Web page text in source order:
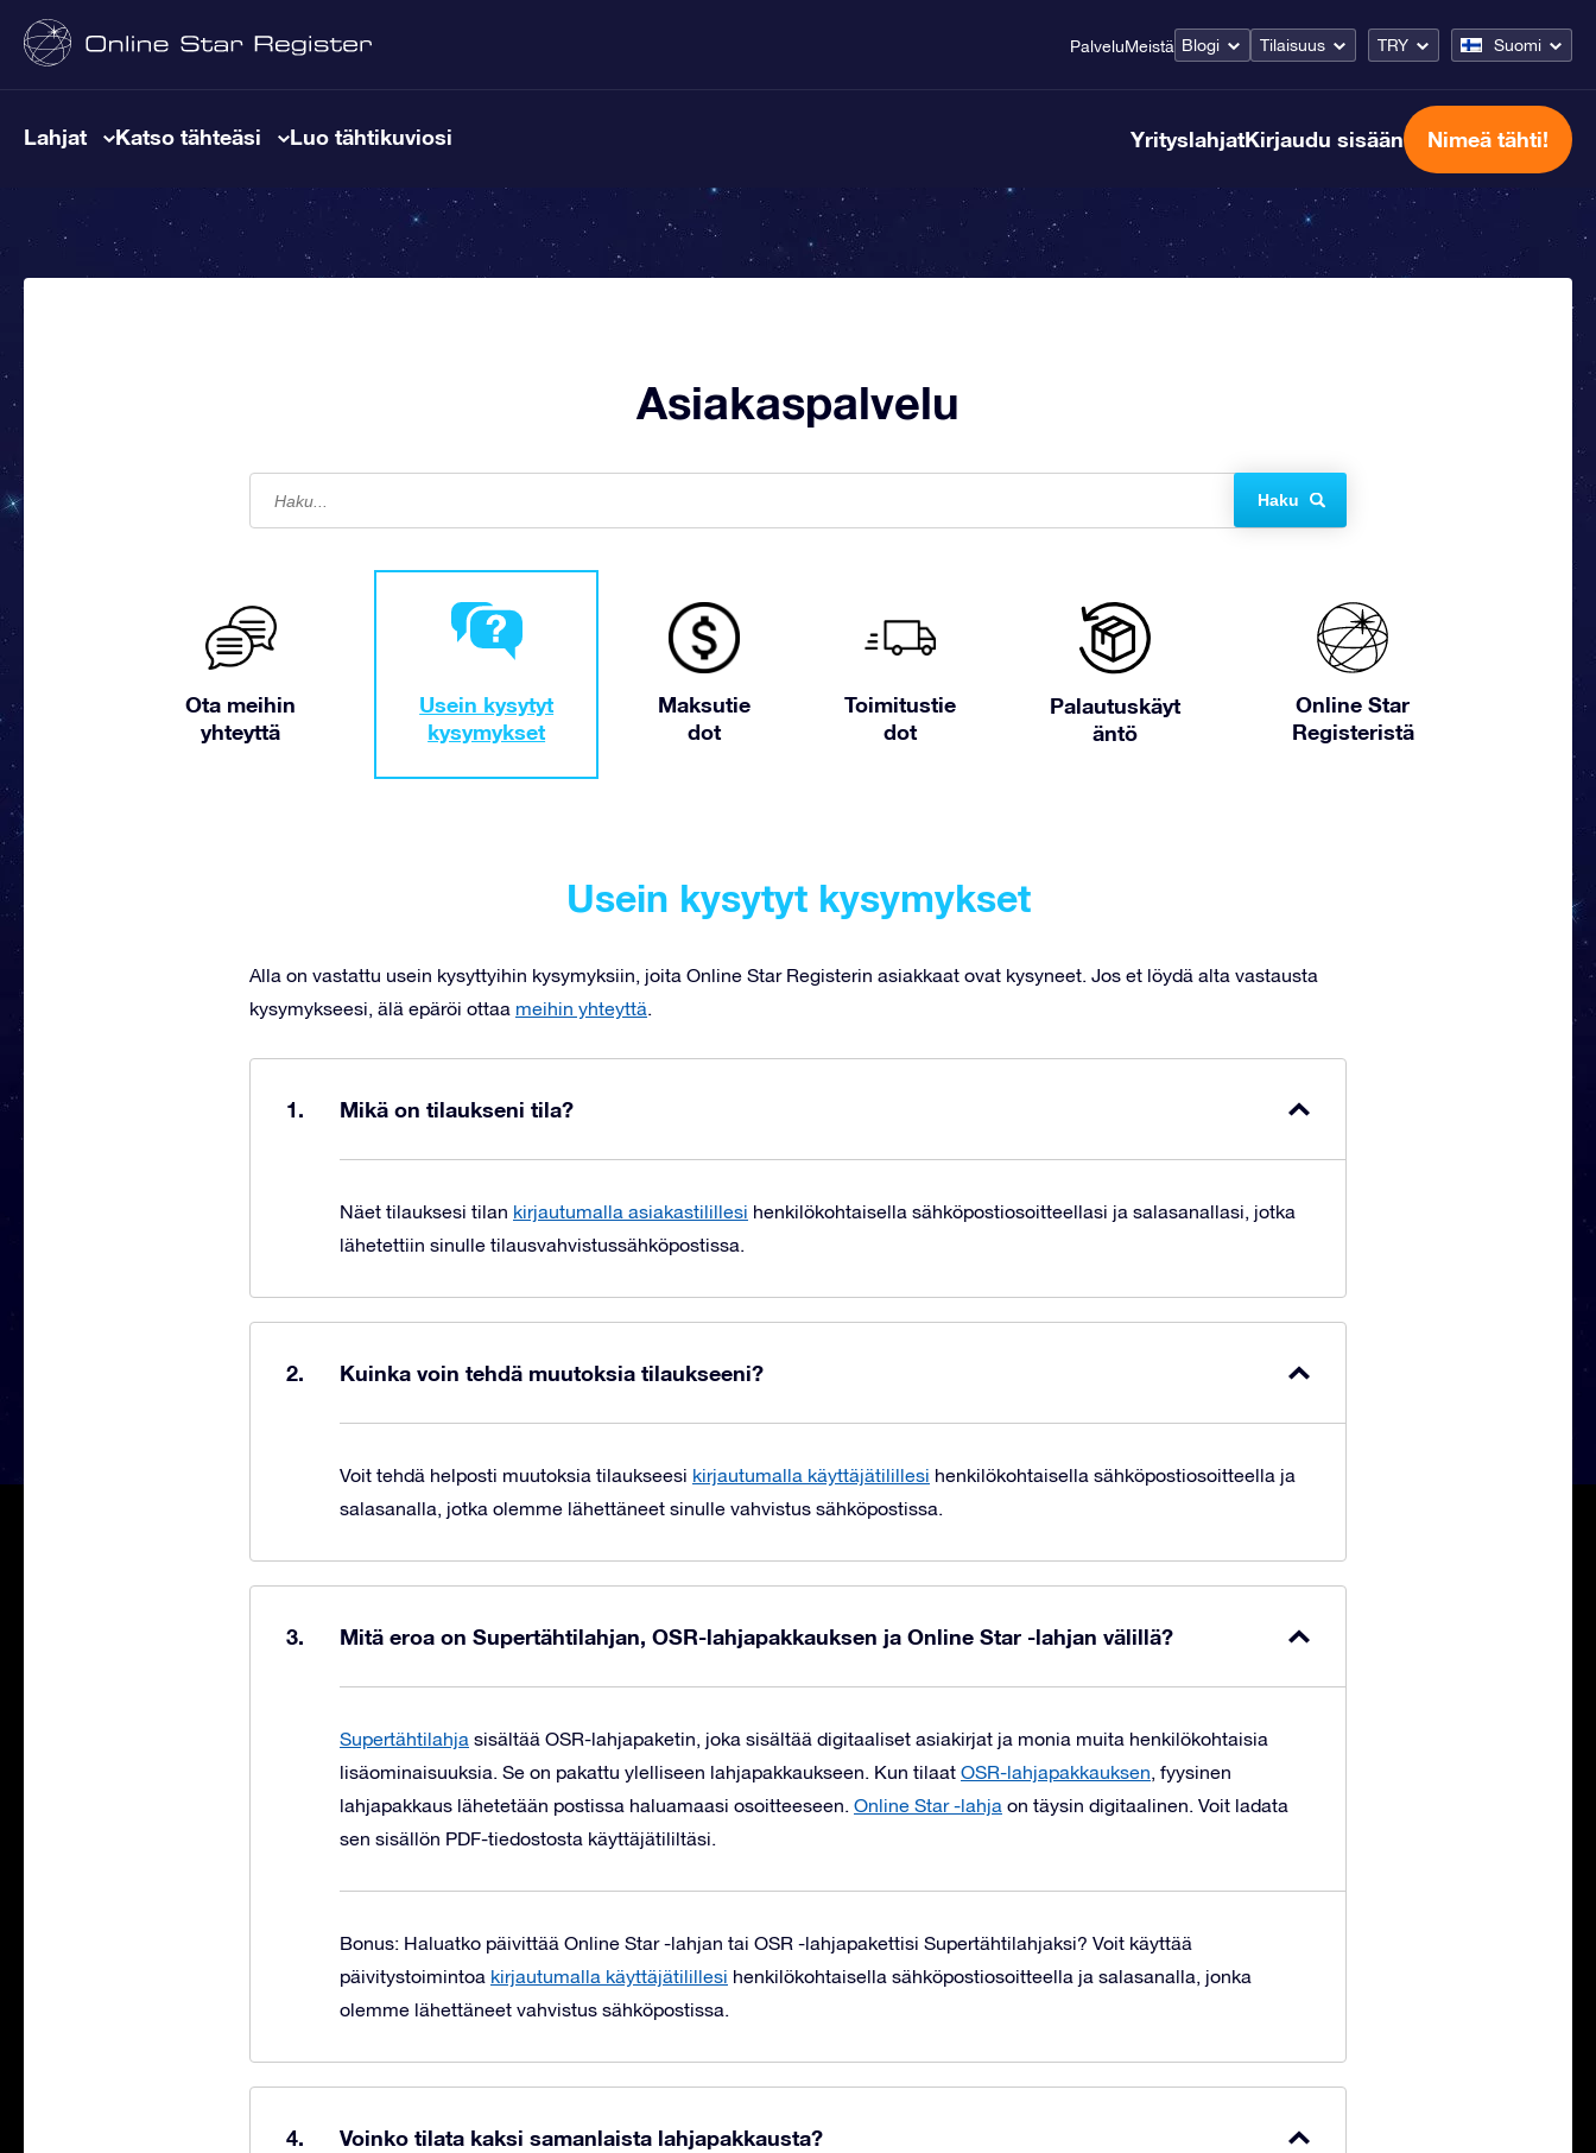
PalveluMeistä Blogi Tilaisuus TRY Suomi
Lahjat Katso tähteäsi Luo tähtikuviosi YrityslahjatKirjaudu sisään Nimeä tähti!
Asiakaspalvelu
Haku
Ota meihin
yhteyttä
Usein kysytyt
kysymykset
Maksutie
dot
Toimitustie
dot
Palautuskäyt
äntö
Online Star
Registeristä
Usein kysytyt kysymykset
Alla on vastattu usein kysyttyihin kysymyksiin, joita Online Star Registerin asiakkaat ovat kysyneet. Jos et löydä alta vastausta
kysymykseesi, älä epäröi ottaa meihin yhteyttä.
Mikä on tilaukseni tila?
Näet tilauksesi tilan kirjautumalla asiakastilillesi henkilökohtaisella sähköpostiosoitteellasi ja salasanallasi, jotka
lähetettiin sinulle tilausvahvistussähköpostissa.
Kuinka voin tehdä muutoksia tilaukseeni?
Voit tehdä helposti muutoksia tilaukseesi kirjautumalla käyttäjätilillesi henkilökohtaisella sähköpostiosoitteella ja
salasanalla, jotka olemme lähettäneet sinulle vahvistus sähköpostissa.
Mitä eroa on Supertähtilahjan, OSR-lahjapakkauksen ja Online Star -lahjan välillä?
Supertähtilahja sisältää OSR-lahjapaketin, joka sisältää digitaaliset asiakirjat ja monia muita henkilökohtaisia
lisäominaisuuksia. Se on pakattu ylelliseen lahjapakkaukseen. Kun tilaat OSR-lahjapakkauksen, fyysinen
lahjapakkaus lähetetään postissa haluamaasi osoitteeseen. Online Star -lahja on täysin digitaalinen. Voit ladata
sen sisällön PDF-tiedostosta käyttäjätililtäsi.
Bonus: Haluatko päivittää Online Star -lahjan tai OSR -lahjapakettisi Supertähtilahjaksi? Voit käyttää
päivitystoimintoa kirjautumalla käyttäjätilillesi henkilökohtaisella sähköpostiosoitteella ja salasanalla, jonka
olemme lähettäneet vahvistus sähköpostissa.
Voinko tilata kaksi samanlaista lahjapakkausta?